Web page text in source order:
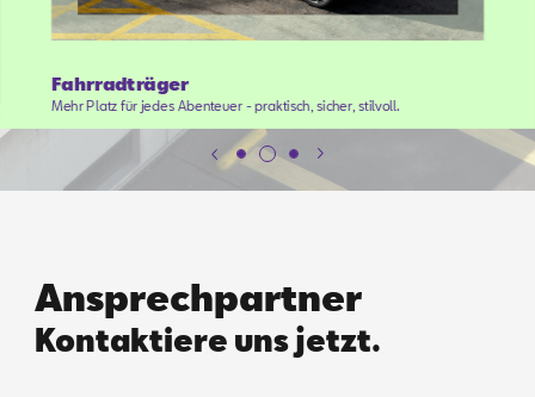
Fahrradträger
Mehr Platz für jedes Abenteuer - praktisch, sicher, stilvoll.
Ansprechpartner
Kontaktiere uns jetzt.